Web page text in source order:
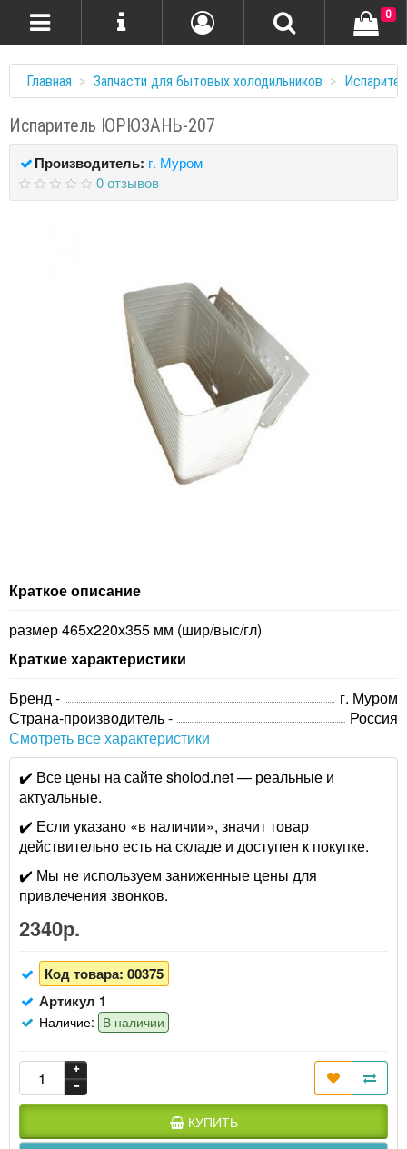
0
Главная Запчасти для бытовых холодильников
Испаритель ЮРЮЗАНЬ-207
Производитель: г. Муром
0 отзывов
Краткое описание
размер 465х220х355 мм (шир/выс/гл)
Краткие характеристики
Бренд -
г. Муром
Страна-производитель -
Россия
Смотреть все характеристики
✔️ Все цены на сайте sholod.net — реальные и
актуальные.
✔️ Если указано «в наличии», значит товар
действительно есть на складе и доступен к покупке.
✔️ Мы не используем заниженные цены для
привлечения звонков.
2340р.
Код товара: 00375
Артикул 1
Наличие: В наличии
КУПИТЬ